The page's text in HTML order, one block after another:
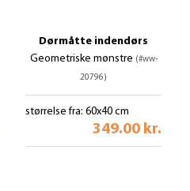
Dørmåtte indendørs
Geometriske mønstre (#ww-
20796)
størrelse fra: 60x40 cm
349.00 kr.